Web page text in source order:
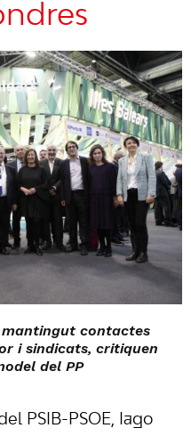
mantingut contactes
i sindicats, critiquen
del PP
PSIB-PSOE, Iago